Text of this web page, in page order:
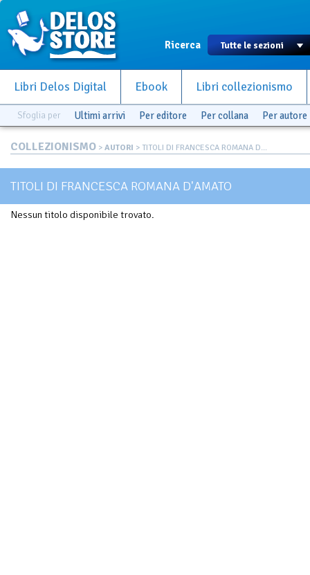
Ricerca
Libri Delos Digital Ebook Libri collezionismo
Sfoglia per Ultimi arrivi Per editore Per collana Per autore
COLLEZIONISMO > AUTORI > TITOLI DI FRANCESCA ROMANA D...
TITOLI DI FRANCESCA ROMANA D'AMATO
Nessun titolo disponibile trovato.